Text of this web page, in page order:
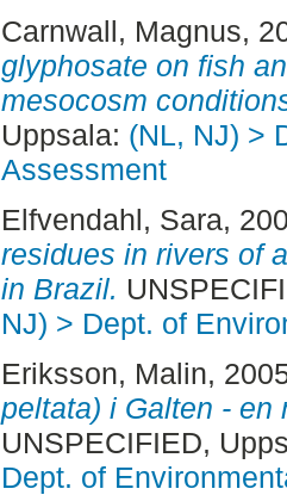
Carnwall, Magnus,
glyphosate on fish
mesocosm
Uppsala: (NL, NJ) >
Assessment
Elfvendahl, Sara,
residues in rivers of
in Brazil.
NJ) > Dept. of
Eriksson, Malin,
peltata) i Galten - en
UNSPECIFIED,
Dept. of